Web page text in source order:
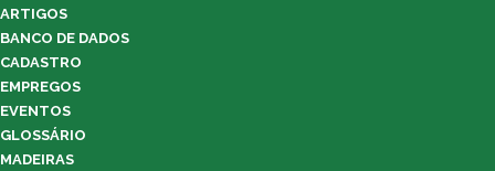
ARTIGOS
BANCO DE DADOS
CADASTRO
EMPREGOS
EVENTOS
GLOSSÁRIO
MADEIRAS